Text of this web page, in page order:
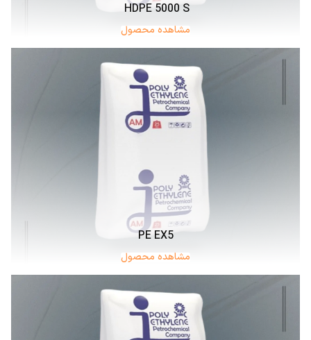
HDPE 5000 S
مشاهده محصول
PE EX5
مشاهده محصول